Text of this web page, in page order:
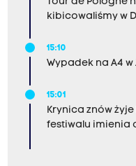
kibicowaliśmy w
15:10
Wypadek na A4
15:01
Krynica znów żyje
festiwalu imienia